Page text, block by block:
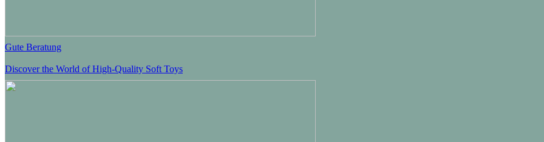
Gute Beratung
Discover the World of High-Quality Soft Toys